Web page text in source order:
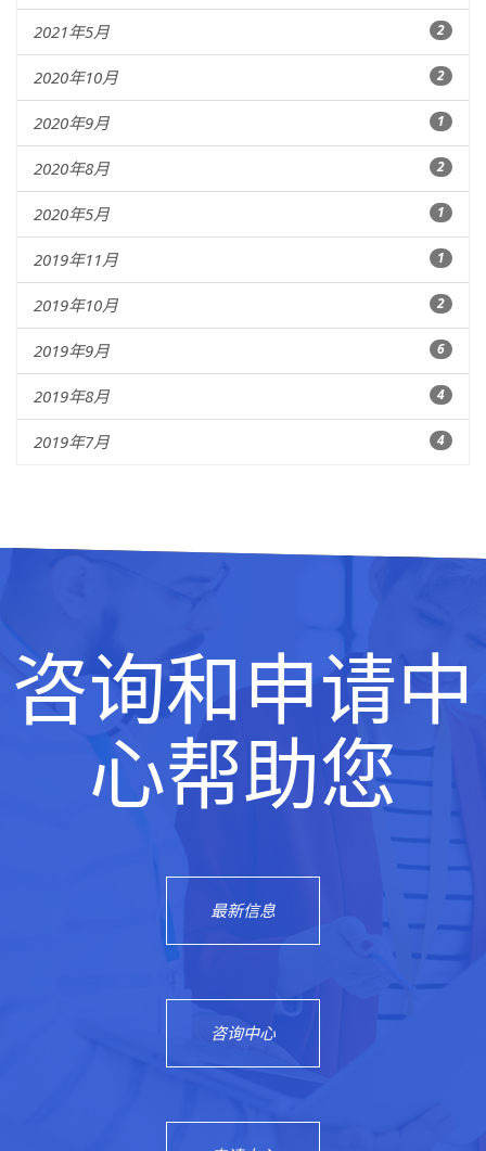
2021年5月 2
2020年10月 2
2020年9月 1
2020年8月 2
2020年5月 1
2019年11月 1
2019年10月 2
2019年9月 6
2019年8月 4
2019年7月 4
咨询和申请中
心帮助您
最新信息
咨询中心